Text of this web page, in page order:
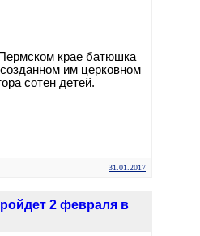
крае батюшка
им церковном
сотен детей.
31.01.2017
2 февраля в